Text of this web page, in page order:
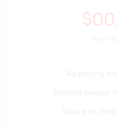
Adipiscing
Eusmod tempor
labore et